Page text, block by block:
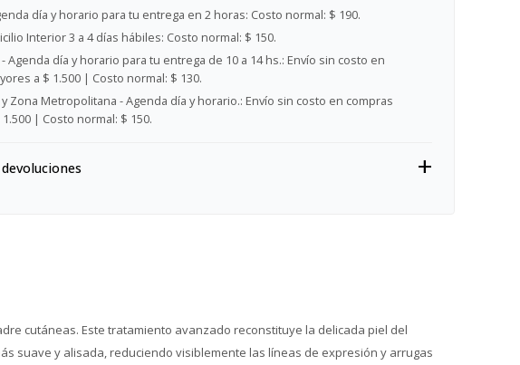
día y horario para tu entrega en 2 horas: Costo normal: $ 190.
Interior 3 a 4 días hábiles: Costo normal: $ 150.
Agenda día y horario para tu entrega de 10 a 14 hs.: Envío sin costo en
a $ 1.500 | Costo normal: $ 130.
Zona Metropolitana - Agenda día y horario.: Envío sin costo en compras
| Costo normal: $ 150.
cutáneas. Este tratamiento avanzado reconstituye la delicada piel del
suave y alisada, reduciendo visiblemente las líneas de expresión y arrugas